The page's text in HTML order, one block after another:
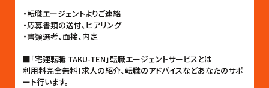
・転職エージェントよりご連絡
・応募書類の送付、ヒアリング
・書類選考、面接、内定
■「宅建転職 TAKU-TEN」転職エージェントサービスとは
利用料完全無料！求人の紹介、転職のアドバイスなどあなたのサポ
ート行います。